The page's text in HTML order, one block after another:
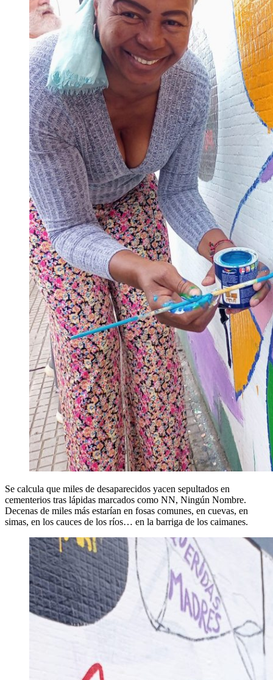
Se calcula que miles de desaparecidos yacen sepultados en
cementerios tras lápidas marcados como NN, Ningún Nombre.
Decenas de miles más estarían en fosas comunes, en cuevas, en
simas, en los cauces de los ríos… en la barriga de los caimanes.